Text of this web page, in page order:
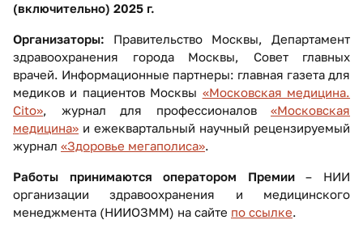
(включительно) 2025 г.
Организаторы: Правительство Москвы, Департамент
здравоохранения города Москвы, Совет главных
врачей. Информационные партнеры: главная газета для
медиков и пациентов Москвы «Московская медицина.
Cito», журнал для профессионалов «Московская
медицина» и ежеквартальный научный рецензируемый
журнал «Здоровье мегаполиса».
Работы принимаются оператором Премии– НИИ
организации здравоохранения и медицинского
менеджмента (НИИОЗММ) на сайте по ссылке.